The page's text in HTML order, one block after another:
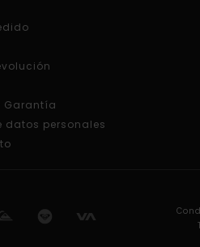
Garantía
datos personales